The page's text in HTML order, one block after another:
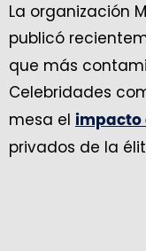
La organización
publicó
que más
Celebridades
mesa el impacto
privados de la